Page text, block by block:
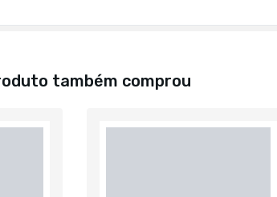
também comprou